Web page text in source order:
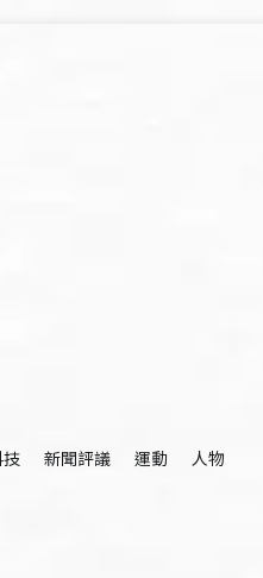
新聞評議 運動 人物